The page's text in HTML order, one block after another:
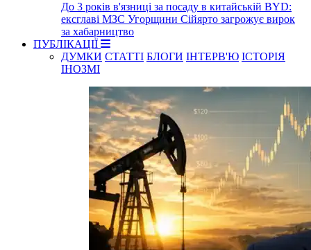
До 3 років в'язниці за посаду в китайській BYD:
ексглаві МЗС Угорщини Сійярто загрожує вирок
за хабарництво
ПУБЛІКАЦІЇ
ДУМКИ СТАТТІ БЛОГИ ІНТЕРВ'Ю ІСТОРІЯ
ІНОЗМІ